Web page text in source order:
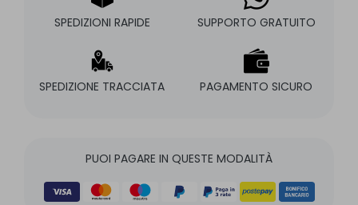
SPEDIZIONI RAPIDE SUPPORTO GRATUITO
SPEDIZIONE TRACCIATA PAGAMENTO SICURO
PUOI PAGARE IN QUESTE MODALITÀ